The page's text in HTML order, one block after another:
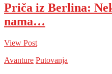
Priča iz Berlina:
nama…
View Post
Avanture Putovanja